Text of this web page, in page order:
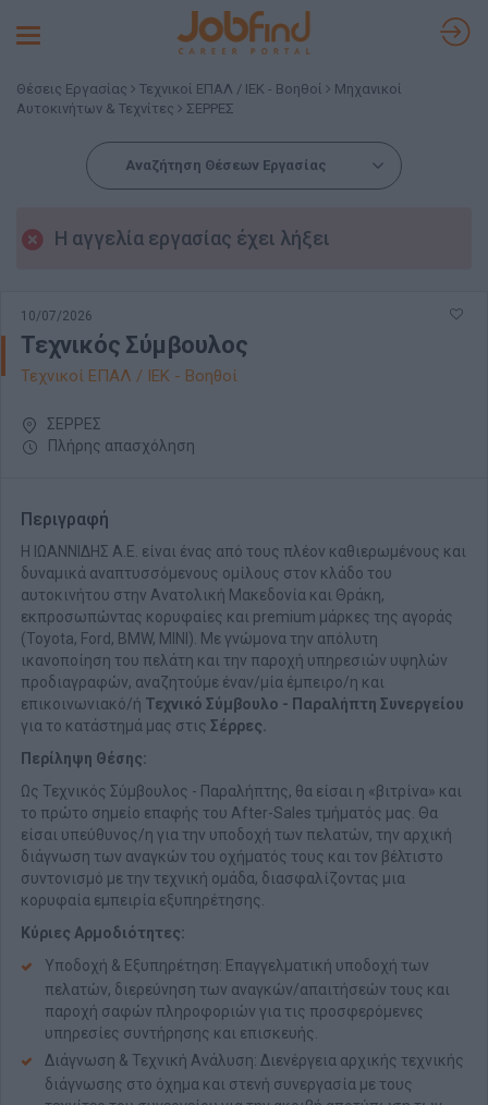
Toggle
Θέσεις Εργασίας Τεχνικοί ΕΠΑΛ / ΙΕΚ - Βοηθοί
Μηχανικοί
Αυτοκινήτων & Τεχνίτες
ΣΕΡΡΕΣ
Αναζήτηση Θέσεων Εργασίας
Η αγγελία εργασίας έχει λήξει
10/07/2026
Τεχνικός Σύμβουλος
Τεχνικοί ΕΠΑΛ / ΙΕΚ - Βοηθοί
ΣΕΡΡΕΣ
Πλήρης απασχόληση
Περιγραφή
Η ΙΩΑΝΝΙΔΗΣ Α.Ε. είναι ένας από τους πλέον καθιερωμένους και
δυναμικά αναπτυσσόμενους ομίλους στον κλάδο του
αυτοκινήτου στην Ανατολική Μακεδονία και Θράκη,
εκπροσωπώντας κορυφαίες και premium μάρκες της αγοράς
(Toyota, Ford, BMW, MINI). Με γνώμονα την απόλυτη
ικανοποίηση του πελάτη και την παροχή υπηρεσιών υψηλών
προδιαγραφών, αναζητούμε έναν/μία έμπειρο/η και
επικοινωνιακό/ή Τεχνικό Σύμβουλο - Παραλήπτη Συνεργείου
για το κατάστημά μας στις Σέρρες.
Περίληψη Θέσης:
Ως Τεχνικός Σύμβουλος - Παραλήπτης, θα είσαι η «βιτρίνα» και
το πρώτο σημείο επαφής του After-Sales τμήματός μας. Θα
είσαι υπεύθυνος/η για την υποδοχή των πελατών, την αρχική
διάγνωση των αναγκών του οχήματός τους και τον βέλτιστο
συντονισμό με την τεχνική ομάδα, διασφαλίζοντας μια
κορυφαία εμπειρία εξυπηρέτησης.
Κύριες Αρμοδιότητες:
Υποδοχή & Εξυπηρέτηση: Επαγγελματική υποδοχή των
πελατών, διερεύνηση των αναγκών/απαιτήσεών τους και
παροχή σαφών πληροφοριών για τις προσφερόμενες
υπηρεσίες συντήρησης και επισκευής.
Διάγνωση & Τεχνική Ανάλυση: Διενέργεια αρχικής τεχνικής
διάγνωσης στο όχημα και στενή συνεργασία με τους